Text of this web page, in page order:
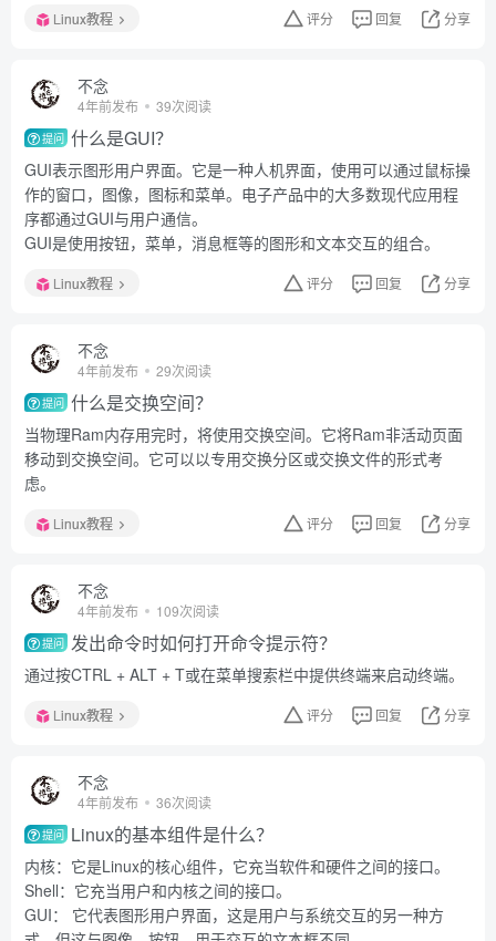
Linux教程 评分 回复 分享
不念
4年前发布 39次阅读
提问 什么是GUI？
GUI表示图形用户界面。它是一种人机界面，使用可以通过鼠标操
作的窗口，图像，图标和菜单。电子产品中的大多数现代应用程
序都通过GUI与用户通信。
GUI是使用按钮，菜单，消息框等的图形和文本交互的组合。
Linux教程 评分 回复 分享
不念
4年前发布 29次阅读
提问 什么是交换空间？
当物理Ram内存用完时，将使用交换空间。它将Ram非活动页面
移动到交换空间。它可以以专用交换分区或交换文件的形式考
虑。
Linux教程 评分 回复 分享
不念
4年前发布 109次阅读
提问 发出命令时如何打开命令提示符？
通过按CTRL + ALT + T或在菜单搜索栏中提供终端来启动终端。
Linux教程 评分 回复 分享
不念
4年前发布 36次阅读
提问 Linux的基本组件是什么？
内核：它是Linux的核心组件，它充当软件和硬件之间的接口。
Shell：它充当用户和内核之间的接口。
GUI： 它代表图形用户界面，这是用户与系统交互的另一种方